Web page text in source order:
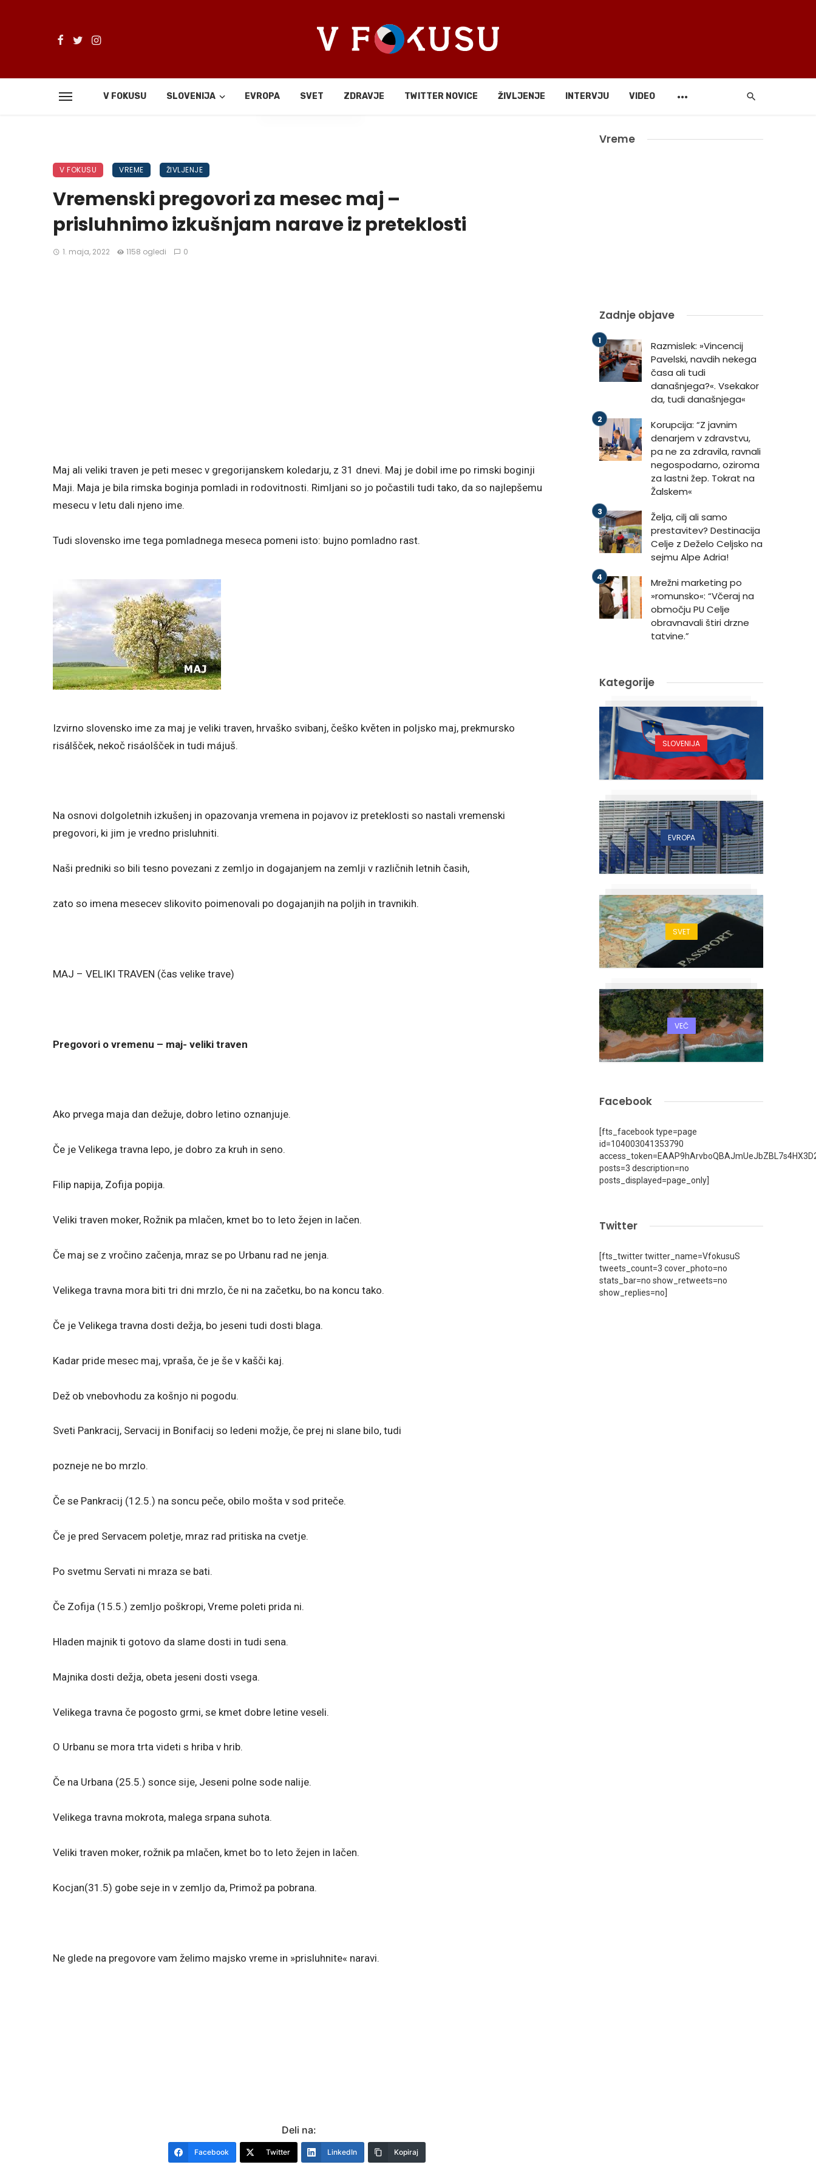
V FOKUSU SLOVENIJA EVROPA SVET ZDRAVJE TWITTER NOVICE ŽIVLJENJE INTERVJU VIDEO
Deli
V FOKUSU VREME ŽIVLJENJE
Vremenski pregovori za mesec maj –
prisluhnimo izkušnjam narave iz preteklosti
1. maja, 2022 1158 ogledi 0
Maj ali veliki traven je peti mesec v gregorijanskem koledarju, z 31 dnevi. Maj je dobil ime po rimski boginji
Maji. Maja je bila rimska boginja pomladi in rodovitnosti. Rimljani so jo počastili tudi tako, da so najlepšemu
mesecu v letu dali njeno ime.
Tudi slovensko ime tega pomladnega meseca pomeni isto: bujno pomladno rast.
Izvirno slovensko ime za maj je veliki traven, hrvaško svibanj, češko květen in poljsko maj, prekmursko
risálšček, nekoč risáolšček in tudi májuš.
Na osnovi dolgoletnih izkušenj in opazovanja vremena in pojavov iz preteklosti so nastali vremenski
pregovori, ki jim je vredno prisluhniti.
Naši predniki so bili tesno povezani z zemljo in dogajanjem na zemlji v različnih letnih časih,
zato so imena mesecev slikovito poimenovali po dogajanjih na poljih in travnikih.
MAJ – VELIKI TRAVEN (čas velike trave)
Pregovori o vremenu – maj- veliki traven
Ako prvega maja dan dežuje, dobro letino oznanjuje.
Če je Velikega travna lepo, je dobro za kruh in seno.
Filip napija, Zofija popija.
Veliki traven moker, Rožnik pa mlačen, kmet bo to leto žejen in lačen.
Če maj se z vročino začenja, mraz se po Urbanu rad ne jenja.
Velikega travna mora biti tri dni mrzlo, če ni na začetku, bo na koncu tako.
Če je Velikega travna dosti dežja, bo jeseni tudi dosti blaga.
Kadar pride mesec maj, vpraša, če je še v kašči kaj.
Dež ob vnebovhodu za košnjo ni pogodu.
Sveti Pankracij, Servacij in Bonifacij so ledeni možje, če prej ni slane bilo, tudi
pozneje ne bo mrzlo.
Če se Pankracij (12.5.) na soncu peče, obilo mošta v sod priteče.
Če je pred Servacem poletje, mraz rad pritiska na cvetje.
Po svetmu Servati ni mraza se bati.
Če Zofija (15.5.) zemljo poškropi, Vreme poleti prida ni.
Hladen majnik ti gotovo da slame dosti in tudi sena.
Majnika dosti dežja, obeta jeseni dosti vsega.
Velikega travna če pogosto grmi, se kmet dobre letine veseli.
O Urbanu se mora trta videti s hriba v hrib.
Če na Urbana (25.5.) sonce sije, Jeseni polne sode nalije.
Velikega travna mokrota, malega srpana suhota.
Veliki traven moker, rožnik pa mlačen, kmet bo to leto žejen in lačen.
Kocjan(31.5) gobe seje in v zemljo da, Primož pa pobrana.
Ne glede na pregovore vam želimo majsko vreme in »prisluhnite« naravi.
Deli na:
Facebook Twitter LinkedIn Kopiraj
Vreme
Zadnje objave
Razmislek: »Vincencij
Pavelski, navdih nekega
časa ali tudi
današnjega?«. Vsekakor
da, tudi današnjega«
Korupcija: “Z javnim
denarjem v zdravstvu,
pa ne za zdravila, ravnali
negospodarno, oziroma
za lastni žep. Tokrat na
Žalskem«
Želja, cilj ali samo
prestavitev? Destinacija
Celje z Deželo Celjsko na
sejmu Alpe Adria!
Mrežni marketing po
»romunsko«: “Včeraj na
območju PU Celje
obravnavali štiri drzne
tatvine.”
Kategorije
SLOVENIJA
EVROPA
SVET
VEČ
Facebook
[fts_facebook type=page
id=104003041353790
posts=3 description=no
posts_displayed=page_only]
Twitter
[fts_twitter twitter_name=VfokusuS
tweets_count=3 cover_photo=no
stats_bar=no show_retweets=no
show_replies=no]